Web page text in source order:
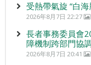
受熱帶氣旋 “白
2026年8月7日 22:27
長者事務委員會
障機制跨部門協
2026年8月7日 20:41